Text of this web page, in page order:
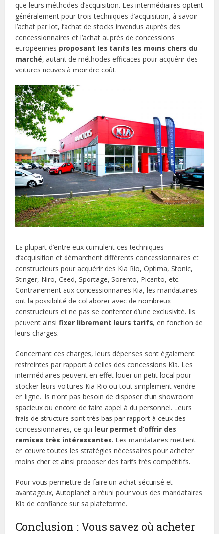
que leurs méthodes d’acquisition. Les intermédiaires optent
généralement pour trois techniques d’acquisition, à savoir
l’achat par lot, l’achat de stocks invendus auprès des
concessionnaires et l’achat auprès de concessions
européennes proposant les tarifs les moins chers du
marché, autant de méthodes efficaces pour acquérir des
voitures neuves à moindre coût.
La plupart d’entre eux cumulent ces techniques
d’acquisition et démarchent différents concessionnaires et
constructeurs pour acquérir des Kia Rio, Optima, Stonic,
Stinger, Niro, Ceed, Sportage, Sorento, Picanto, etc.
Contrairement aux concessionnaires Kia, les mandataires
ont la possibilité de collaborer avec de nombreux
constructeurs et ne pas se contenter d’une exclusivité. Ils
peuvent ainsifixer librement leurs tarifs, en fonction de
leurs charges.
Concernant ces charges, leurs dépenses sont également
restreintes par rapport à celles des concessions Kia. Les
intermédiaires peuvent en effet louer un petit local pour
stocker leurs voitures Kia Rio ou tout simplement vendre
en ligne. Ils n’ont pas besoin de disposer d’un showroom
spacieux ou encore de faire appel à du personnel. Leurs
frais de structure sont très bas par rapport à ceux des
concessionnaires, ce qui leur permet d’offrir des
remises très intéressantes. Les mandataires mettent
en œuvre toutes les stratégies nécessaires pour acheter
moins cher et ainsi proposer des tarifs très compétitifs.
Pour vous permettre de faire un achat sécurisé et
avantageux, Autoplanet a réuni pour vous des mandataires
Kia de confiance sur sa plateforme.
Conclusion : Vous savez où acheter